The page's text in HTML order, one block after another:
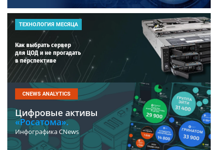
ТЕХНОЛОГИЯ МЕСЯЦА
Как выбрать сервер
для ЦОД и не прогадать
в перспективе
CNEWS ANALYTICS
Цифровые активы
«Росатома».
Инфографика CNews